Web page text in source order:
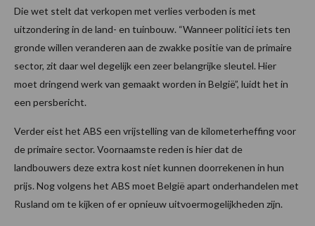
Die wet stelt dat verkopen met verlies verboden is met
uitzondering in de land- en tuinbouw. “Wanneer politici iets ten
gronde willen veranderen aan de zwakke positie van de primaire
sector, zit daar wel degelijk een zeer belangrijke sleutel. Hier
moet dringend werk van gemaakt worden in België”, luidt het in
een persbericht.
Verder eist het ABS een vrijstelling van de kilometerheffing voor
de primaire sector. Voornaamste reden is hier dat de
landbouwers deze extra kost níet kunnen doorrekenen in hun
prijs. Nog volgens het ABS moet België apart onderhandelen met
Rusland om te kijken of er opnieuw uitvoermogelijkheden zijn.